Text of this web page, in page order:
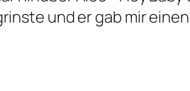
und er gab mir